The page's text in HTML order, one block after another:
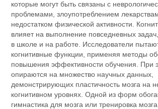
которые могут быть связаны с
проблемами, злоупотреблением
недостатком физической активности.
влияет на выполнение повседневных
в школе и на работе. Исследователи
когнитивные функции, применяя методы
повышения эффективности обучения. При
опираются на множество научных данных,
демонстрирующих пластичность мозга на
когнитивном уровнях. Одной из форм
гимнастика для мозга или тренировка